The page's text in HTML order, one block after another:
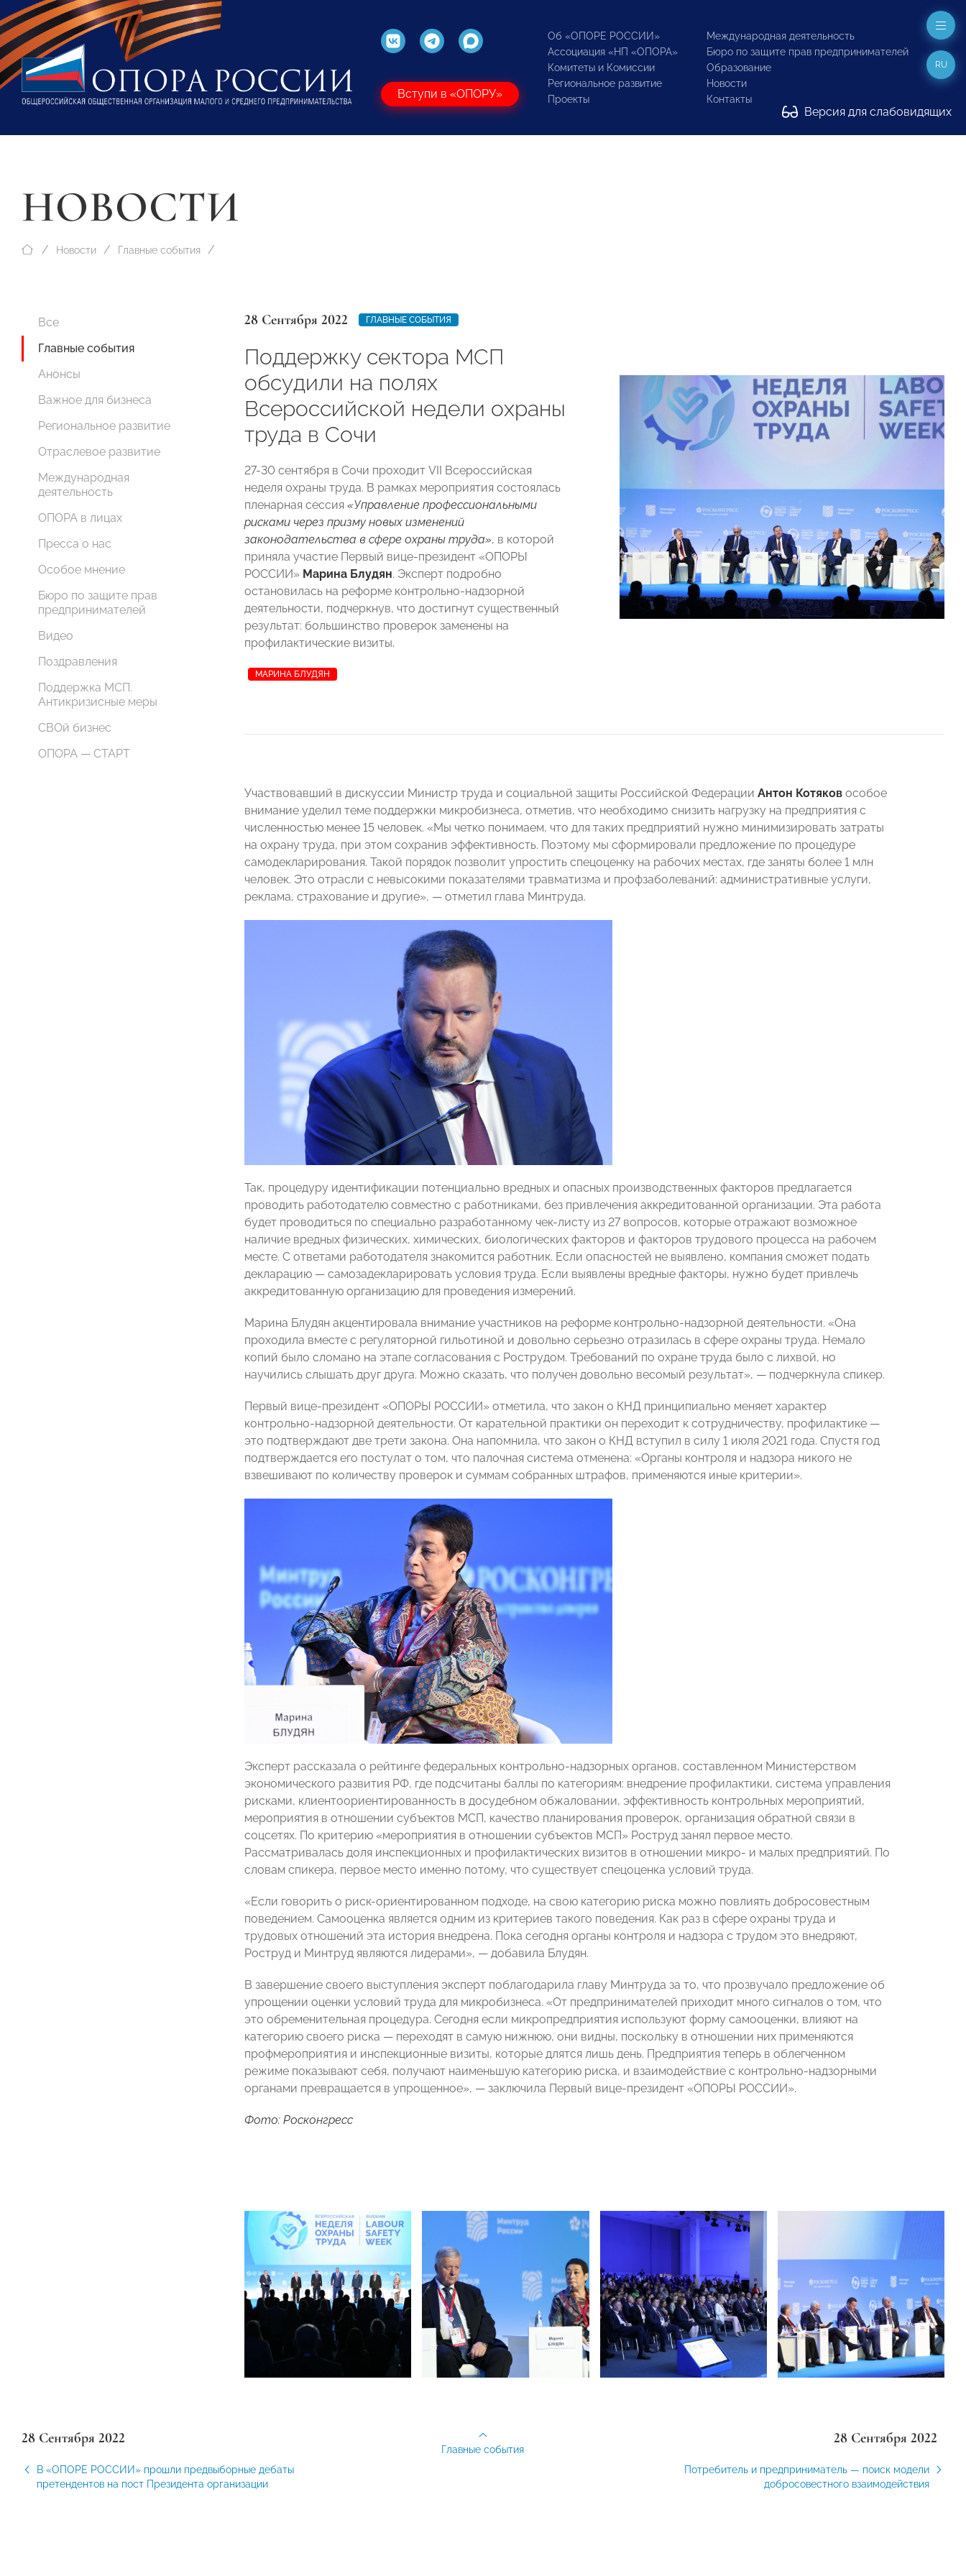
Вступи в «ОПОРУ»
Об «ОПОРЕ РОССИИ»
Ассоциация «НП «ОПОРА»
Комитеты и Комиссии
Региональное развитие
Проекты
Международная деятельность
Бюро по защите прав предпринимателей
Образование
Новости
Контакты
Версия для слабовидящих
RU
НОВОСТИ
Новости Главные события
Все
Главные события
Анонсы
Важное для бизнеса
Региональное развитие
Отраслевое развитие
Международная
деятельность
ОПОРА в лицах
Пресса о нас
Особое мнение
Бюро по защите прав
предпринимателей
Видео
Поздравления
Поддержка МСП.
Антикризисные меры
СВОй бизнес
ОПОРА — СТАРТ
28 Сентября 2022 ГЛАВНЫЕ СОБЫТИЯ
Поддержку сектора МСП
обсудили на полях
Всероссийской недели охраны
труда в Сочи
27-30 сентября в Сочи проходит VII Всероссийская
неделя охраны труда. В рамках мероприятия состоялась
пленарная сессия «Управление профессиональными
рисками через призму новых изменений
законодательства в сфере охраны труда», в которой
приняла участие Первый вице-президент «ОПОРЫ
РОССИИ» Марина Блудян. Эксперт подробно
остановилась на реформе контрольно-надзорной
деятельности, подчеркнув, что достигнут существенный
результат: большинство проверок заменены на
профилактические визиты.
МАРИНА БЛУДЯН
Участвовавший в дискуссии Министр труда и социальной защиты Российской Федерации Антон Котяков особое
внимание уделил теме поддержки микробизнеса, отметив, что необходимо снизить нагрузку на предприятия с
численностью менее 15 человек. «Мы четко понимаем, что для таких предприятий нужно минимизировать затраты
на охрану труда, при этом сохранив эффективность. Поэтому мы сформировали предложение по процедуре
самодекларирования. Такой порядок позволит упростить спецоценку на рабочих местах, где заняты более 1 млн
человек. Это отрасли с невысокими показателями травматизма и профзаболеваний: административные услуги,
реклама, страхование и другие», — отметил глава Минтруда.
Так, процедуру идентификации потенциально вредных и опасных производственных факторов предлагается
проводить работодателю совместно с работниками, без привлечения аккредитованной организации. Эта работа
будет проводиться по специально разработанному чек-листу из 27 вопросов, которые отражают возможное
наличие вредных физических, химических, биологических факторов и факторов трудового процесса на рабочем
месте. С ответами работодателя знакомится работник. Если опасностей не выявлено, компания сможет подать
декларацию — самозадекларировать условия труда. Если выявлены вредные факторы, нужно будет привлечь
аккредитованную организацию для проведения измерений.
Марина Блудян акцентировала внимание участников на реформе контрольно-надзорной деятельности. «Она
проходила вместе с регуляторной гильотиной и довольно серьезно отразилась в сфере охраны труда. Немало
копий было сломано на этапе согласования с Рострудом. Требований по охране труда было с лихвой, но
научились слышать друг друга. Можно сказать, что получен довольно весомый результат», — подчеркнула спикер.
Первый вице-президент «ОПОРЫ РОССИИ» отметила, что закон о КНД принципиально меняет характер
контрольно-надзорной деятельности. От карательной практики он переходит к сотрудничеству, профилактике —
это подтверждают две трети закона. Она напомнила, что закон о КНД вступил в силу 1 июля 2021 года. Спустя год
подтверждается его постулат о том, что палочная система отменена: «Органы контроля и надзора никого не
взвешивают по количеству проверок и суммам собранных штрафов, применяются иные критерии».
Эксперт рассказала о рейтинге федеральных контрольно-надзорных органов, составленном Министерством
экономического развития РФ, где подсчитаны баллы по категориям: внедрение профилактики, система управления
рисками, клиентоориентированность в досудебном обжаловании, эффективность контрольных мероприятий,
мероприятия в отношении субъектов МСП, качество планирования проверок, организация обратной связи в
соцсетях. По критерию «мероприятия в отношении субъектов МСП» Роструд занял первое место.
Рассматривалась доля инспекционных и профилактических визитов в отношении микро- и малых предприятий. По
словам спикера, первое место именно потому, что существует спецоценка условий труда.
«Если говорить о риск-ориентированном подходе, на свою категорию риска можно повлиять добросовестным
поведением. Самооценка является одним из критериев такого поведения. Как раз в сфере охраны труда и
трудовых отношений эта история внедрена. Пока сегодня органы контроля и надзора с трудом это внедряют,
Роструд и Минтруд являются лидерами», — добавила Блудян.
В завершение своего выступления эксперт поблагодарила главу Минтруда за то, что прозвучало предложение об
упрощении оценки условий труда для микробизнеса. «От предпринимателей приходит много сигналов о том, что
это обременительная процедура. Сегодня если микропредприятия используют форму самооценки, влияют на
категорию своего риска — переходят в самую нижнюю, они видны, поскольку в отношении них применяются
профмероприятия и инспекционные визиты, которые длятся лишь день. Предприятия теперь в облегченном
режиме показывают себя, получают наименьшую категорию риска, и взаимодействие с контрольно-надзорными
органами превращается в упрощенное», — заключила Первый вице-президент «ОПОРЫ РОССИИ».
Фото: Росконгресс
28 Сентября 2022
В «ОПОРЕ РОССИИ» прошли предвыборные дебаты
претендентов на пост Президента организации
28 Сентября 2022
Потребитель и предприниматель — поиск модели
добросовестного взаимодействия
Главные события